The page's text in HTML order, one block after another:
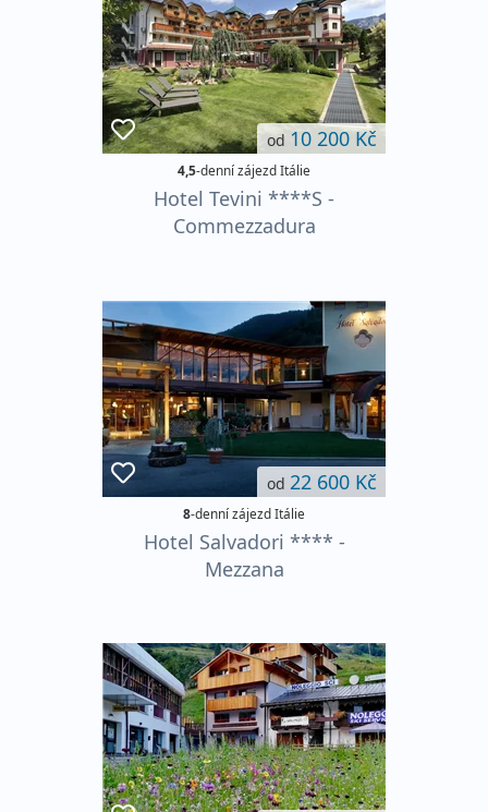
od 10 200 Kč
4,5-denní zájezd Itálie
Hotel Tevini ****S -
Commezzadura
od 22 600 Kč
8-denní zájezd Itálie
Hotel Salvadori **** -
Mezzana